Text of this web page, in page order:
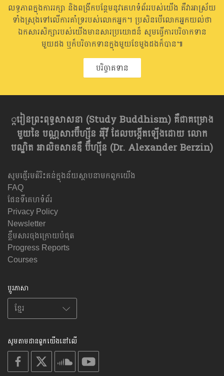
លទ្ធភាពក្នុងការរក្សា និងពង្រីកបន្ថែមនូវគេហទំព័ររបស់យើង គឺវាអាស្រ័យ
ទាំងស្រុងទៅលើការគាំទ្ររបស់លោកអ្នក។ ប្រសិនបើលោកអ្នកយល់ថា
ឯកសារសិក្សារបស់យើងមានសារប្រយោជន៏ សូមធ្វើការបរិចាកទាន
មួយដង ឬក៏បរិចាកទានក្នុងមួយខែមួងដងក៏បាន៕
បរិច្ចាគទាន
្ករៀនព្រះពុទ្ធសាសនា​ (Study Buddhism) គឺជាគម្រោង
មួយនៃ បណ្ណសារប៊ឺហ្សុីន អុីវី ដែលបង្កើតឡើងដោយ លោក
បណ្ឌិត អាលិចសានឌឺ ប៊ឺហ្សុីន (Dr. Alexander Berzin)
សូមផ្ញើរមតិរិះគន់ក្នុងន័យស្ថាបនាមកពួកយើង
FAQ
ផែនទីគេហទំព័រ
Privacy Policy
Newsletter
ខ្លឹមសារចុងក្រោយបំផុត
Progress Reports
Courses
ប្តូរភាសា
សូមតាមដានពួកយើងនៅលើ
on
facebook
on on
soundcloud
on